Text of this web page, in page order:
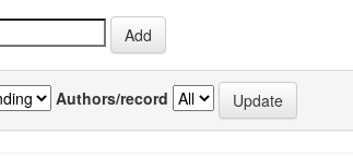
Authors/record